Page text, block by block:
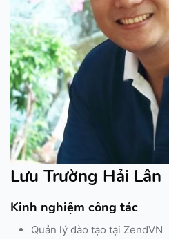
Lưu Trường Hải Lân
Kinh nghiệm công tác
Quản lý đào tạo tại ZendVN